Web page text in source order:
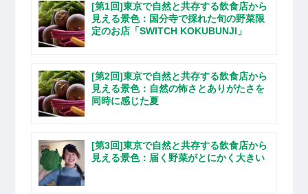
[第1回]東京で自然と共存する飲食店から
見える景色：国分寺で採れた旬の野菜限
定のお店「SWITCH KOKUBUNJI」
[第2回]東京で自然と共存する飲食店から
見える景色：自然の怖さとありがたさを
同時に感じた夏
[第3回]東京で自然と共存する飲食店から
見える景色：届く野菜がとにかく大きい